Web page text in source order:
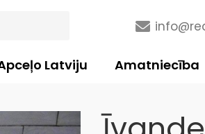
Amatniecība
Latviju